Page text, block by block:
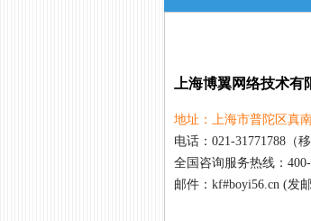
上海博翼网络技术有
地址：上海市普陀区真
电话：021-31771788（
全国咨询服务热线：
邮件：kf#boyi56.cn (发